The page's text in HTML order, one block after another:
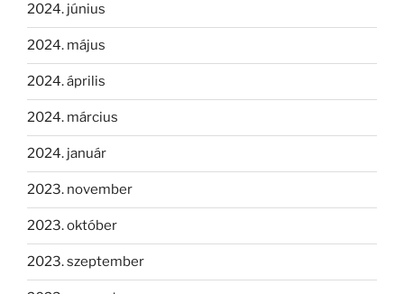
2024. június
2024. május
2024. április
2024. március
2024. január
2023. november
2023. október
2023. szeptember